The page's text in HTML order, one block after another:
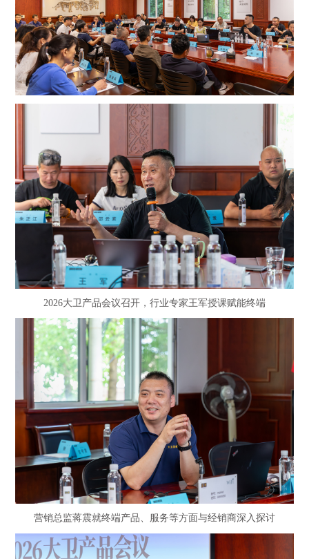
2026大卫产品会议召开，行业专家王军授课赋能终端
营销总监蒋震就终端产品、服务等方面与经销商深入探讨